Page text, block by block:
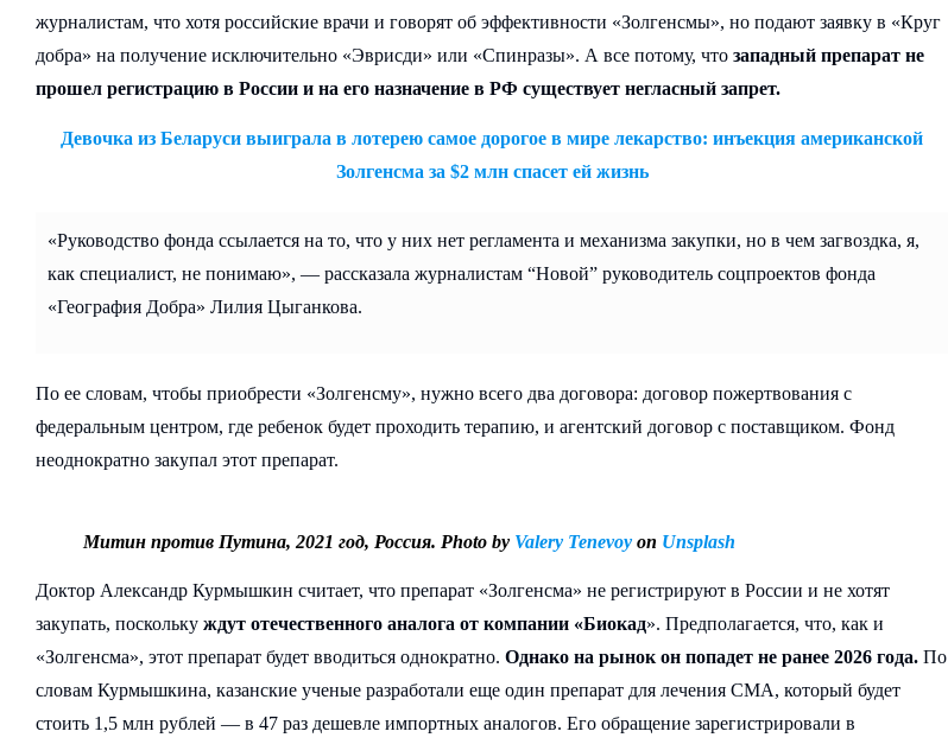
журналистам, что хотя российские врачи и говорят об эффективности «Золгенсмы», но подают заявку в «Круг
добра» на получение исключительно «Эврисди» или «Спинразы». А все потому, что западный препарат не
прошел регистрацию в России и на его назначение в РФ существует негласный запрет.
Девочка из Беларуси выиграла в лотерею самое дорогое в мире лекарство: инъекция американской
Золгенсма за $2 млн спасет ей жизнь
«Руководство фонда ссылается на то, что у них нет регламента и механизма закупки, но в чем загвоздка, я,
как специалист, не понимаю», — рассказала журналистам “Новой” руководитель соцпроектов фонда
«География Добра» Лилия Цыганкова.
По ее словам, чтобы приобрести «Золгенсму», нужно всего два договора: договор пожертвования с
федеральным центром, где ребенок будет проходить терапию, и агентский договор с поставщиком. Фонд
неоднократно закупал этот препарат.
Митин против Путина, 2021 год, Россия. Photo by Valery Tenevoy on Unsplash
Доктор Александр Курмышкин считает, что препарат «Золгенсма» не регистрируют в России и не хотят
закупать, поскольку ждут отечественного аналога от компании «Биокад». Предполагается, что, как и
«Золгенсма», этот препарат будет вводиться однократно. Однако на рынок он попадет не ранее 2026 года. По
словам Курмышкина, казанские ученые разработали еще один препарат для лечения СМА, который будет
стоить 1,5 млн рублей — в 47 раз дешевле импортных аналогов. Его обращение зарегистрировали в